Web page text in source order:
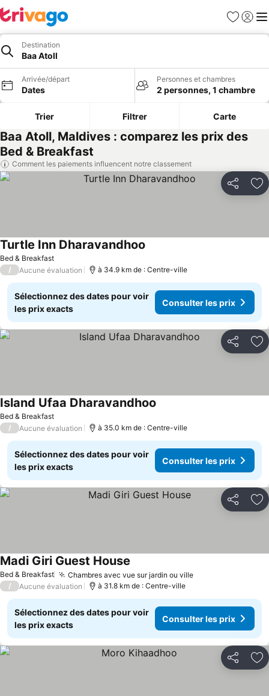
Favoris
Se
Destination
Baa Atoll
Arrivée/départ
Dates
Personnes et chambres
2 personnes, 1 chambre
Trier Filtrer Carte
Baa Atoll, Maldives : comparez les prix des
Bed & Breakfast
Comment les paiements influencent notre classement
Partager
Bed & Breakfast
Turtle Inn Dharavandhoo
/ Aucune évaluation à 34.9 km de : Centre-ville
Sélectionnez des dates pour voir
les prix exacts
Consulter les prix
Partager
Bed & Breakfast
Island Ufaa Dharavandhoo
/ Aucune évaluation à 35.0 km de : Centre-ville
Sélectionnez des dates pour voir
les prix exacts
Consulter les prix
Partager
Bed & Breakfast Chambres avec vue sur jardin ou ville
Madi Giri Guest House
/ Aucune évaluation à 31.8 km de : Centre-ville
Sélectionnez des dates pour voir
les prix exacts
Consulter les prix
Partager